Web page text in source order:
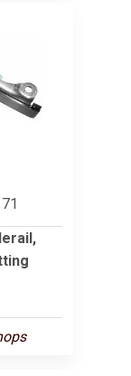
71